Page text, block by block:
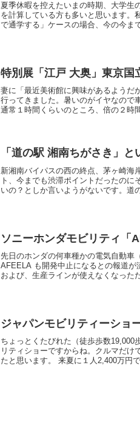
夏季休暇を控えたいまの時期、大学生
を計算している方も多いと思います。
で通学する」ケースの場合、今の今ま
特別展「江戸 大奥」東京国
妻に「最近美術館に興味があるようだ
行ってきました。暑いのがイヤなの
通常１時間くらいのところ、倍の２時
「道の駅 湘南ちがさき」と
新湘南バイパスの西の終点、茅ヶ崎海
ト、今までも渋滞ポイントだったの
いの？としか言いようがないです。道
ソニーホンダモビリティ「
先日のホンダの何車種かの電気自動車
AFEELA も開発中止になるとの報道が
および、生産ラインが使えなくなった
ジャパンモビリティーショ
ちょっとくたびれた（徒歩歩数19,000
リティショーですからね。クルマだけ
たと思います。 来夏に１人2,400万円